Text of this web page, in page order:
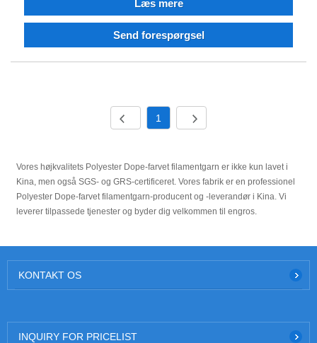
dopefarvet garn. Efter 40 års kamp og teknologisk
tillid og ros fra mange kunder. Nu har virksomheden en
med dig for en win-win situation i fremtiden, og vi ser frem til
at blive din langsigtede partner i Kina.
Læs mere
Send forespørgsel
1
Vores højkvalitets Polyester Dope-farvet filamentgarn er ikke kun lavet i
Kina, men også SGS- og GRS-certificeret. Vores fabrik er en professionel
Polyester Dope-farvet filamentgarn-producent og -leverandør i Kina. Vi
leverer tilpassede tjenester og byder dig velkommen til engros.
KONTAKT OS
INQUIRY FOR PRICELIST